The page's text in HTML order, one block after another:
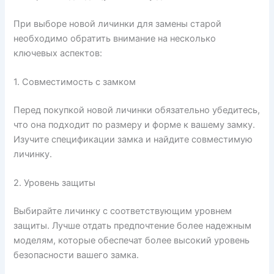
При выборе новой личинки для замены старой
необходимо обратить внимание на несколько
ключевых аспектов:
1. Совместимость с замком
Перед покупкой новой личинки обязательно убедитесь,
что она подходит по размеру и форме к вашему замку.
Изучите спецификации замка и найдите совместимую
личинку.
2. Уровень защиты
Выбирайте личинку с соответствующим уровнем
защиты. Лучше отдать предпочтение более надежным
моделям, которые обеспечат более высокий уровень
безопасности вашего замка.